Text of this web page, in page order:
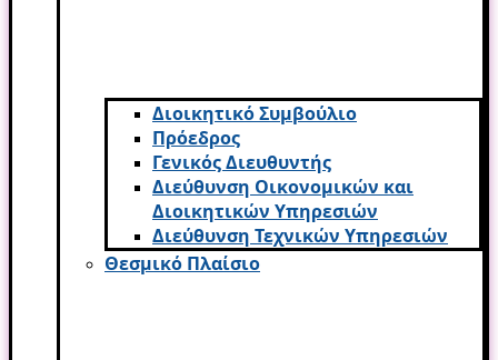
Διοικητικό Συμβούλιο
Πρόεδρος
Γενικός Διευθυντής
Διεύθυνση Οικονομικών και
Διοικητικών Υπηρεσι­ών
Διεύθυνση Τεχνικών Υπηρεσιών
Θεσμικό Πλαίσιο